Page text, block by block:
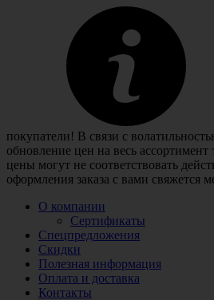
покупатели! В связи с
обновление цен на весь
цены могут не соответствовать
оформления заказа с вами свяжется
О компании
Сертификаты
Спецпредложения
Скидки
Полезная информация
Оплата и доставка
Контакты